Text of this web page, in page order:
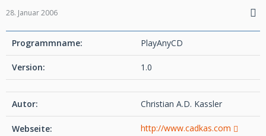
28. Januar 2006
Programmname: PlayAnyCD
Version: 1.0
Autor: Christian A.D. Kassler
Webseite: http://www.cadkas.com